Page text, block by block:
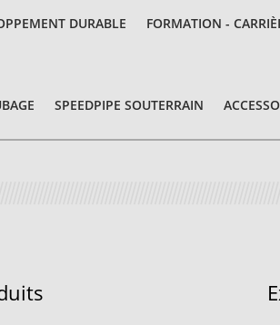
DURABLE FORMATION -
SPEEDPIPE SOUTERRAIN